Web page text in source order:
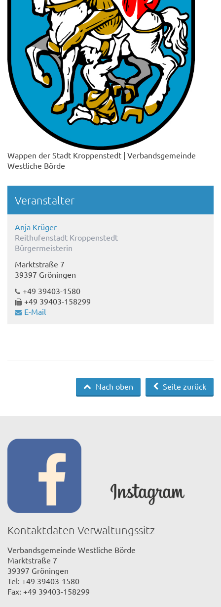
Wappen der Stadt Kroppenstedt | Verbandsgemeinde
Westliche Börde
Veranstalter
Anja Krüger
Reithufenstadt Kroppenstedt
Bürgermeisterin
Marktstraße 7
39397 Gröningen
+49 39403-1580
+49 39403-158299
E-Mail
Seite zurück
Nach oben
Kontaktdaten Verwaltungssitz
Verbandsgemeinde Westliche Börde
Marktstraße 7
39397 Gröningen
Tel: +49 39403-1580
Fax: +49 39403-158299